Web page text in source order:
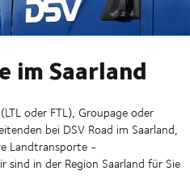
im Saarland
(LTL oder FTL), Groupage oder
bei DSV Road im Saarland,
Landtransporte -
sind in der Region Saarland für Sie